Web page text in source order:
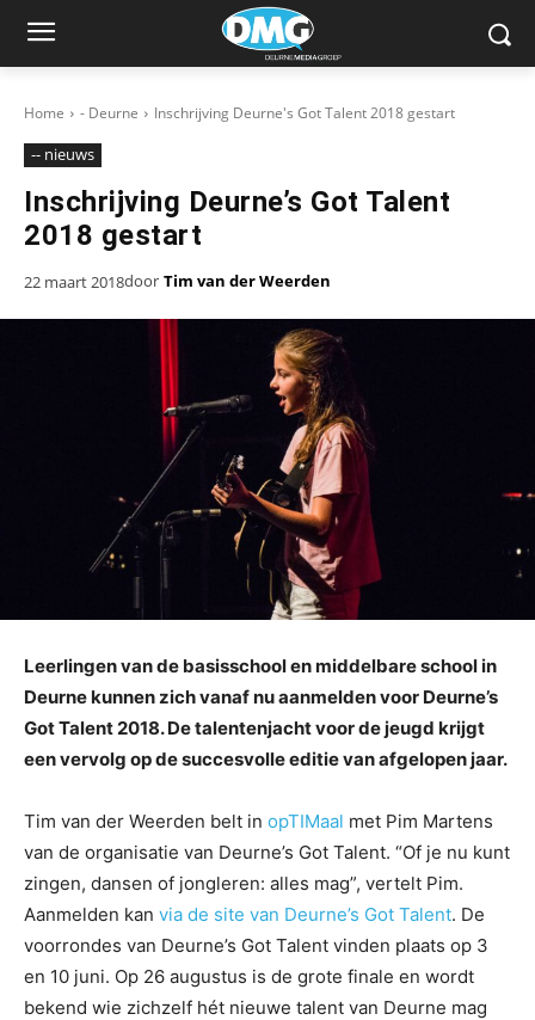
Home - Deurne Inschrijving Deurne's Got Talent 2018 gestart
-- nieuws
Inschrijving Deurne’s Got Talent
2018 gestart
22 maart 2018door Tim van der Weerden
Leerlingen van de basisschool en middelbare school in
Deurne kunnen zich vanaf nu aanmelden voor Deurne’s
Got Talent 2018. De talentenjacht voor de jeugd krijgt
een vervolg op de succesvolle editie van afgelopen jaar.
Tim van der Weerden belt in opTIMaal met Pim Martens
van de organisatie van Deurne’s Got Talent. “Of je nu kunt
zingen, dansen of jongleren: alles mag”, vertelt Pim.
Aanmelden kan via de site van Deurne’s Got Talent. De
voorrondes van Deurne’s Got Talent vinden plaats op 3
en 10 juni. Op 26 augustus is de grote finale en wordt
bekend wie zichzelf hét nieuwe talent van Deurne mag